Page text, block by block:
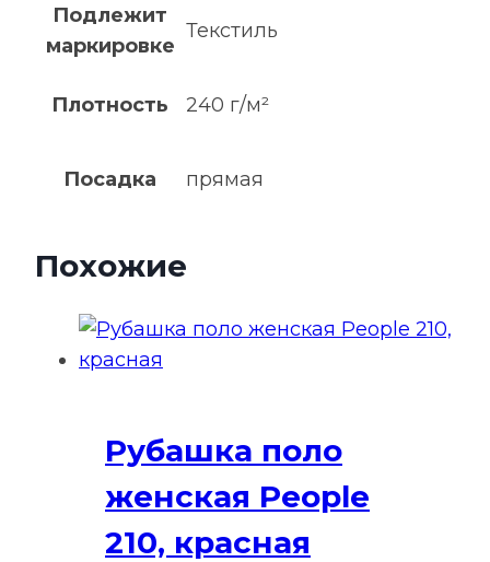
Подлежит
маркировке
Текстиль
Плотность 240 г/м²
Посадка прямая
Похожие
Рубашка поло
женская People
210, красная